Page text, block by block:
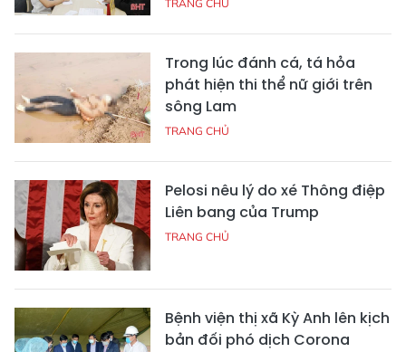
TRANG CHỦ
Trong lúc đánh cá, tá hỏa
phát hiện thi thể nữ giới trên
sông Lam
TRANG CHỦ
Pelosi nêu lý do xé Thông điệp
Liên bang của Trump
TRANG CHỦ
Bệnh viện thị xã Kỳ Anh lên kịch
bản đối phó dịch Corona